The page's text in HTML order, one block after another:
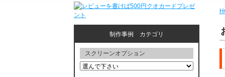
制作事例 カテゴリ
スクリーンオプション